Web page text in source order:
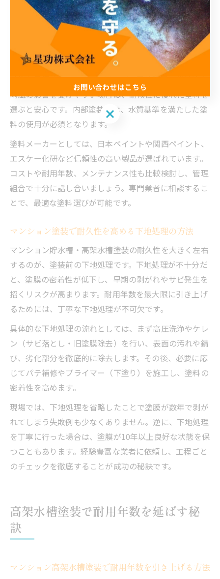
イントです。代表的な塗料には「エポキシ樹脂系」「ウ
レタン系」「フッ素樹脂系」などがあり、それぞれ耐用
年数や耐久性、コストが異なります。
選定時のコツは、設置環境や使用状況に合わせて塗料の
特性を見極めることです。例えば、屋外設置で紫外線や
雨風の影響を受けやすい場合は、耐候性に優れた塗料を
選ぶと安心です。内部塗装には、水質基準を満たした塗
料の使用が必須となります。
塗料メーカーとしては、日本ペイントや関西ペイント、
エスケー化研など信頼性の高い製品が選ばれています。
コストや耐用年数、メンテナンス性も比較検討し、管理
組合で十分に話し合いましょう。専門業者に相談するこ
とで、最適な塗料選びが可能です。
マンション塗装で耐久性を高める下地処理の方法
マンション貯水槽・高架水槽塗装の耐久性を大きく左右
するのが、塗装前の下地処理です。下地処理が不十分だ
と、塗膜の密着性が低下し、早期の剥がれやサビ発生を
招くリスクが高まります。耐用年数を最大限に引き上げ
るためには、丁寧な下地処理が不可欠です。
具体的な下地処理の流れとしては、まず高圧洗浄やケレ
ン（サビ落とし・旧塗膜除去）を行い、表面の汚れや錆
び、劣化部分を徹底的に除去します。その後、必要に応
じてパテ補修やプライマー（下塗り）を施工し、塗料の
密着性を高めます。
現場では、下地処理を省略したことで塗膜が数年で剥が
れてしまう失敗例も少なくありません。逆に、下地処理
を丁寧に行った場合は、塗膜が10年以上良好な状態を保
つこともあります。経験豊富な業者に依頼し、工程ごと
のチェックを徹底することが成功の秘訣です。
高架水槽塗装で耐用年数を延ばす秘
訣
マンション高架水槽塗装で耐用年数を引き上げる方法
お問い合わせはこちら
お問い合わせはこちら